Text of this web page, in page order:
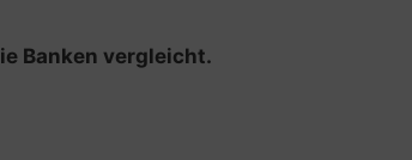
Banken vergleicht.